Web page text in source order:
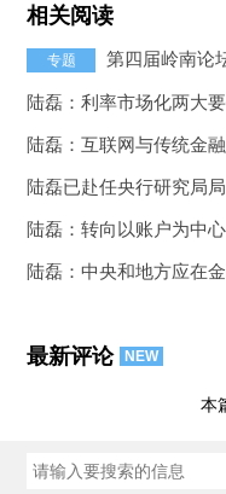
相关阅读
专题 第四届岭南论
陆磊：利率市场化两大
陆磊：互联网与传统金
陆磊已赴任央行研究局
陆磊：转向以账户为中
陆磊：中央和地方应在
最新评论 NEW
本